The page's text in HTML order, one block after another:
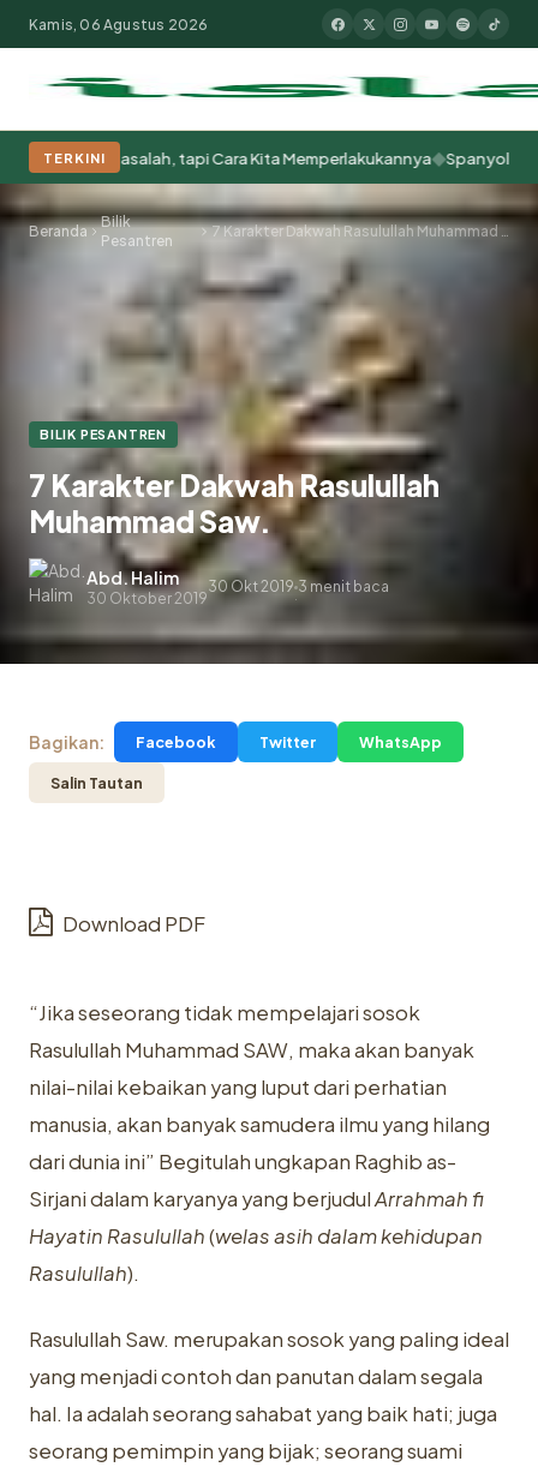
Populer:Moderasi BeragamaKhutbah JumatPesantrenTokoh
Kamis, 06 Agustus 2026
TERKINI
Bermasalah, tapi Cara Kita Memperlakukannya◆Spanyol Juara
Beranda
Bilik
Pesantren
7 Karakter Dakwah Rasulullah Muhammad Saw.
BILIK PESANTREN
7 Karakter Dakwah Rasulullah
Muhammad Saw.
Abd. Halim
30 Oktober 2019
30 Okt 2019.3 menit baca
Bagikan: Facebook Twitter WhatsApp
Salin Tautan
Download PDF
“Jika seseorang tidak mempelajari sosok
Rasulullah Muhammad SAW, maka akan banyak
nilai-nilai kebaikan yang luput dari perhatian
manusia, akan banyak samudera ilmu yang hilang
dari dunia ini” Begitulah ungkapan Raghib as-
Sirjani dalam karyanya yang berjudulArrahmah fi
Hayatin Rasulullah(welas asih dalam kehidupan
Rasulullah).
Rasulullah Saw. merupakan sosok yang paling ideal
yang menjadi contoh dan panutan dalam segala
hal. Ia adalah seorang sahabat yang baik hati; juga
seorang pemimpin yang bijak; seorang suami